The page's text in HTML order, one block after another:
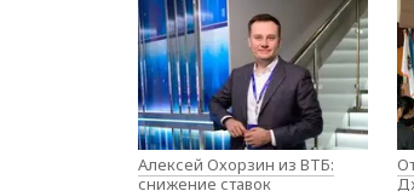
Алексей Охорзин из ВТБ:
снижение ставок